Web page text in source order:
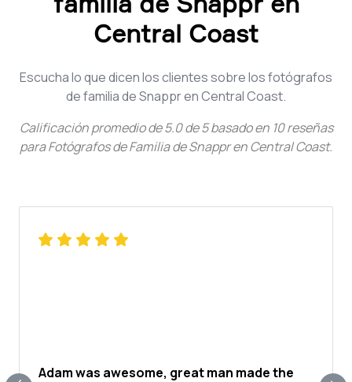
Central Coast
Escucha lo que dicen los clientes sobre los fotógrafos
de familia de Snappr en Central Coast.
Calificación promedio de 5.0 de5 basado en 10 reseñas
paraFotógrafos de Familia de Snappr en Central Coast.
Adam was awesome, great man made the